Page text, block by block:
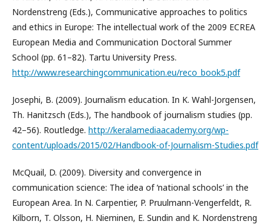
Nordenstreng (Eds.), Communicative approaches to politics
and ethics in Europe: The intellectual work of the 2009 ECREA
European Media and Communication Doctoral Summer
School (pp. 61–82). Tartu University Press.
http://www.researchingcommunication.eu/reco_book5.pdf
Josephi, B. (2009). Journalism education. In K. Wahl-Jorgensen,
Th. Hanitzsch (Eds.), The handbook of journalism studies (pp.
42–56). Routledge. http://keralamediaacademy.org/wp-
content/uploads/2015/02/Handbook-of-Journalism-Studies.pdf
McQuail, D. (2009). Diversity and convergence in
communication science: The idea of ‘national schools’ in the
European Area. In N. Carpentier, P. Pruulmann-Vengerfeldt, R.
Kilborn, T. Olsson, H. Nieminen, E. Sundin and K. Nordenstreng